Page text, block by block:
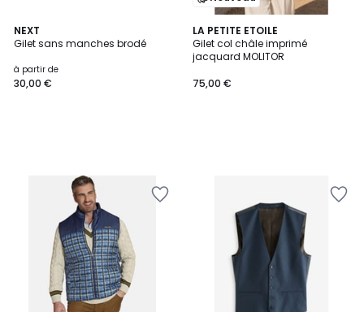
NEXT
Gilet sans manches brodé
à partir de
30,00 €
LA PETITE ETOILE
Gilet col châle imprimé
jacquard MOLITOR
75,00 €